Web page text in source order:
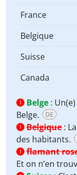
France
Belgique
Suisse
Canada
1 Belge :
Belge.
DE
1 Belgique :
des habitants.
1 flamant
Et on n’en